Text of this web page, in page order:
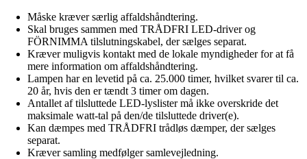
Måske kræver særlig affaldshåndtering.
Skal bruges sammen med TRÅDFRI LED-driver og
FÖRNIMMA tilslutningskabel, der sælges separat.
Kræver muligvis kontakt med de lokale myndigheder for at få
mere information om affaldshåndtering.
Lampen har en levetid på ca. 25.000 timer, hvilket svarer til ca.
20 år, hvis den er tændt 3 timer om dagen.
Antallet af tilsluttede LED-lyslister må ikke overskride det
maksimale watt-tal på den/de tilsluttede driver(e).
Kan dæmpes med TRÅDFRI trådløs dæmper, der sælges
separat.
Kræver samling medfølger samlevejledning.